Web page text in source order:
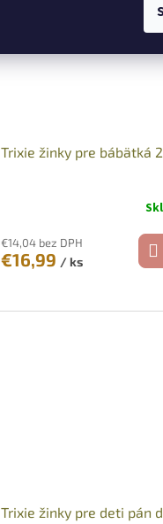
Trixie žinky pre bábätká
€14,04 bez DPH
€16,99 / ks
Trixie žinky pre deti pán